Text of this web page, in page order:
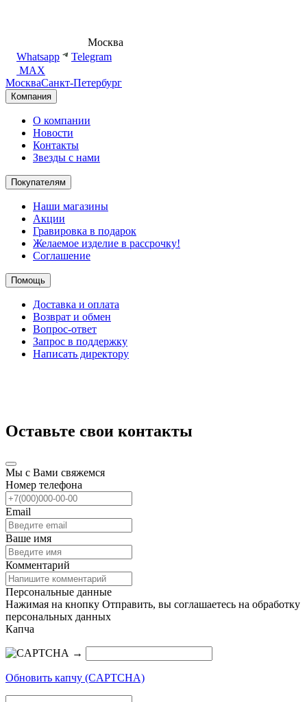
Москва
Whatsapp
Telegram
MAX
МоскваСанкт-Петербург
Компания
О компании
Новости
Контакты
Звезды с нами
Покупателям
Наши магазины
Акции
Гравировка в подарок
Желаемое изделие в рассрочку!
Соглашение
Помощь
Доставка и оплата
Возврат и обмен
Вопрос-ответ
Запрос в поддержку
Написать директору
Оставьте свои контакты
Мы с Вами свяжемся
Номер телефона
Email
Ваше имя
Комментарий
Персональные данные
Нажимая на кнопку Отправить, вы соглашаетесь на обработку
персональных данных
Капча
→
Обновить капчу (CAPTCHA)